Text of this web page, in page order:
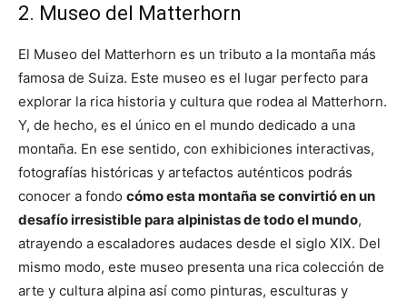
2. Museo del Matterhorn
El Museo del Matterhorn es un tributo a la montaña más
famosa de Suiza. Este museo es el lugar perfecto para
explorar la rica historia y cultura que rodea al Matterhorn.
Y, de hecho, es el único en el mundo dedicado a una
montaña. En ese sentido, con exhibiciones interactivas,
fotografías históricas y artefactos auténticos podrás
conocer a fondo cómo esta montaña se convirtió en un
desafío irresistible para alpinistas de todo el mundo,
atrayendo a escaladores audaces desde el siglo XIX. Del
mismo modo, este museo presenta una rica colección de
arte y cultura alpina así como pinturas, esculturas y